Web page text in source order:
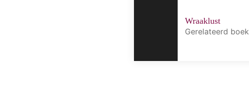
Wraaklust
Gerelateerd boek